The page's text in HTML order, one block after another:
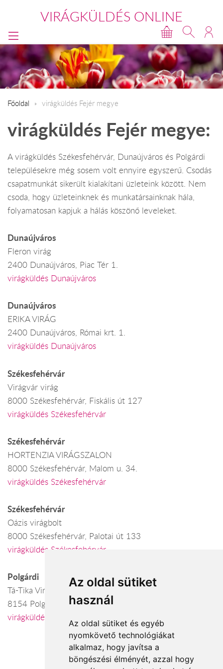
Az oldal sütiket
használ
Az oldal sütiket és egyéb
nyomkövető technológiákat
alkalmaz, hogy javítsa a
böngészési élményét, azzal hogy
VIRÁGKÜLDÉS ONLINE
Főoldal virágküldés Fejér megye
virágküldés Fejér megye:
A virágküldés Székesfehérvár, Dunaújváros és Polgárdi
településekre még sosem volt ennyire egyszerű. Csodás
csapatmunkát sikerült kialakítani üzleteink között. Nem
csoda, hogy üzleteinknek és munkatársainknak hála,
folyamatosan kapjuk a hálás köszönő leveleket.
Dunaújváros
Fleron virág
2400 Dunaújváros, Piac Tér 1.
virágküldés Dunaújváros
Dunaújváros
ERIKA VIRÁG
2400 Dunaújváros, Római krt. 1.
virágküldés Dunaújváros
Székesfehérvár
Virágvár virág
8000 Székesfehérvár, Fiskális út 127
virágküldés Székesfehérvár
Székesfehérvár
HORTENZIA VIRÁGSZALON
8000 Székesfehérvár, Malom u. 34.
virágküldés Székesfehérvár
Székesfehérvár
Oázis virágbolt
8000 Székesfehérvár, Palotai út 133
virágküldés Székesfehérvár
Polgárdi
Tá-Tika Virágbolt
8154 Polgárdi, Kossuth út 1.
virágküldés Polgárdi
Elfogadott fizetési módok